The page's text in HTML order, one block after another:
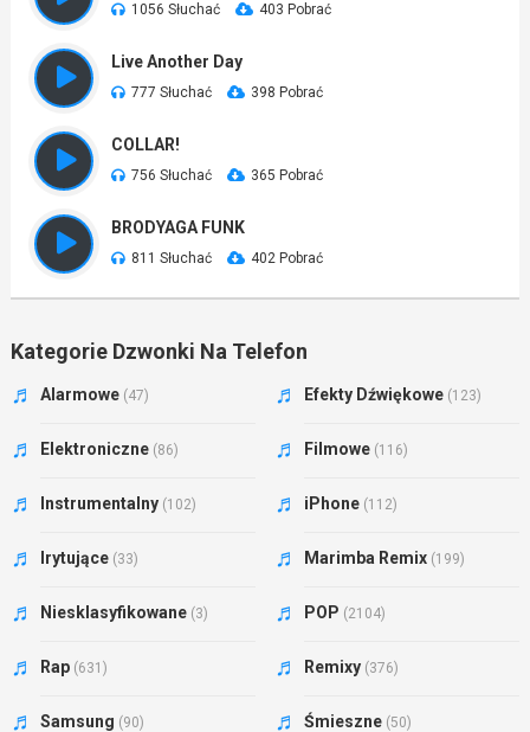
1056 Słuchać 403 Pobrać
Live Another Day
777 Słuchać 398 Pobrać
COLLAR!
756 Słuchać 365 Pobrać
BRODYAGA FUNK
811 Słuchać 402 Pobrać
Kategorie Dzwonki Na Telefon
Alarmowe (47) Efekty Dźwiękowe (123)
Elektroniczne (86) Filmowe (116)
Instrumentalny (102) iPhone (112)
Irytujące (33) Marimba Remix (199)
Niesklasyfikowane (3) POP (2104)
Rap (631) Remixy (376)
Samsung (90) Śmieszne (50)